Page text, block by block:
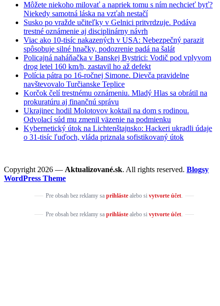
Môžete niekoho milovať a napriek tomu s ním nechcieť byť?
Niekedy samotná láska na vzťah nestačí
Susko po vražde učiteľky v Gelnici pritvrdzuje. Podáva
trestné oznámenie aj disciplinárny návrh
Viac ako 10-tisíc nakazených v USA: Nebezpečný parazit
spôsobuje silné hnačky, podozrenie padá na šalát
Policajná naháňačka v Banskej Bystrici: Vodič pod vplyvom
drog letel 160 km/h, zastavil ho až defekt
Polícia pátra po 16-ročnej Simone. Dievča pravidelne
navštevovalo Turčianske Teplice
Korčok čelí trestnému oznámeniu. Mladý Hlas sa obrátil na
prokuratúru aj finančnú správu
Ukrajinec hodil Molotovov koktail na dom s rodinou.
Odvolací súd mu zmenil väzenie na podmienku
Kybernetický útok na Lichtenštajnsko: Hackeri ukradli údaje
o 31-tisíc ľuďoch, vláda priznala sofistikovaný útok
Copyright 2026 — Aktualizované.sk. All rights reserved. Blogsy
WordPress Theme
Pre obsah bez reklamy sa prihlástealebo si vytvorte účet.